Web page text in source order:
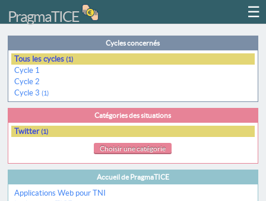
PragmaTICE
Cycles concernés
Tous les cycles(1)
Cycle 1
Cycle 2
Cycle 3(1)
Catégories des situations
Twitter(1)
Choisir une catégorie
Accueil de PragmaTICE
Applications Web pour TNI
☰